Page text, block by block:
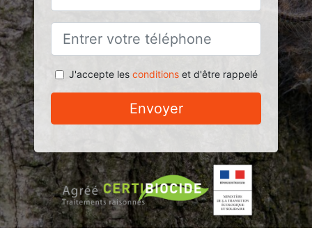
J'accepte les conditionset d'être rappelé
Envoyer